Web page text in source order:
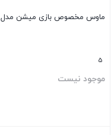
ماوس مخصوص بازی میشن مدل MT-GM22
5
موجود نیست